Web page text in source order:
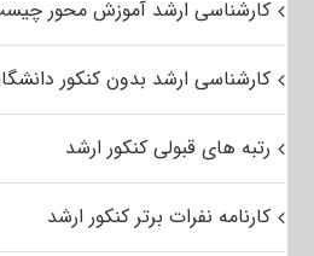
کارشناسی ارشد آموزش محور
کارشناسی ارشد بدون کنکور
رتبه های قبولی کنکور ارشد
کارنامه نفرات برتر کنکور ارشد